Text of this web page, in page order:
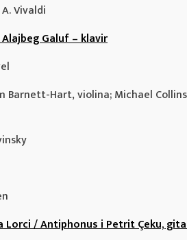
Vivaldi
Galuf – klavir
Barnett-Hart, violina; Michael
Lorci / Antiphonus i Petrit Çeku,